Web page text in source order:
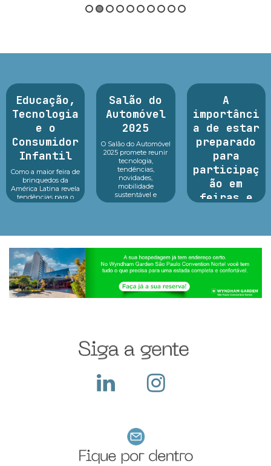
Educação,
Tecnologia
e o
Consumidor
Infantil
Como a maior feira de
brinquedos da
América Latina revela
tendências para o
futuro das crianças
Salão do
Automóvel
2025
O Salão do Automóvel
2025 promete reunir
tecnologia,
tendências,
novidades,
mobilidade
sustentável e
inovação em um só
A
importânci
a de estar
preparado
para
participaç
ão em
feiras e
Sabemos que
exige um alto
investimento pois
construir seu sta...